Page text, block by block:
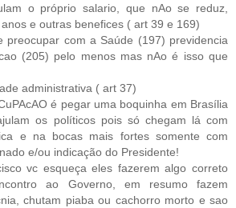
o próprio salario, que nAo se reduz,
e outras benefices ( art 39 e 169)
preocupar com a Saúde (197) previdencia
(205) pelo menos mas nAo é isso que
administrativa ( art 37)
é pegar uma boquinha em Brasília
os políticos pois só chegam lá com
e na bocas mais fortes somente com
e/ou indicação do Presidente!
vc esqueça eles fazerem algo correto
ao Governo, em resumo fazem
chutam piaba ou cachorro morto e sao